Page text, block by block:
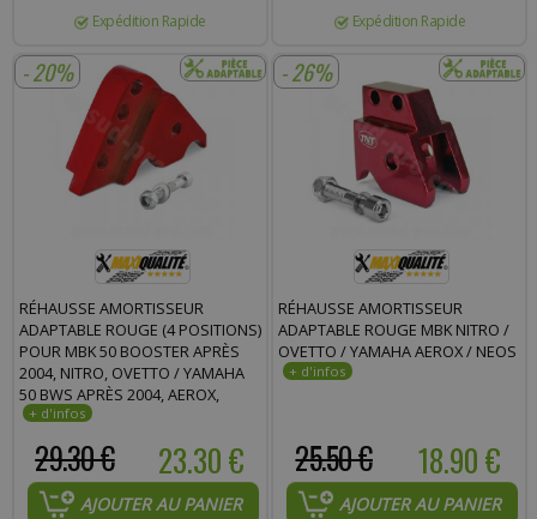
Expédition Rapide Expédition Rapide
- 20%
RÉHAUSSE AMORTISSEUR
ADAPTABLE ROUGE (4 POSITIONS)
POUR MBK 50 BOOSTER APRÈS
2004, NITRO, OVETTO / YAMAHA
50 BWS APRÈS 2004, AEROX,
NEOS
23.30 €
29.30 €
AJOUTER AU PANIER
- 26%
RÉHAUSSE AMORTISSEUR
ADAPTABLE ROUGE MBK NITRO /
OVETTO / YAMAHA AEROX / NEOS
18.90 €
25.50 €
AJOUTER AU PANIER